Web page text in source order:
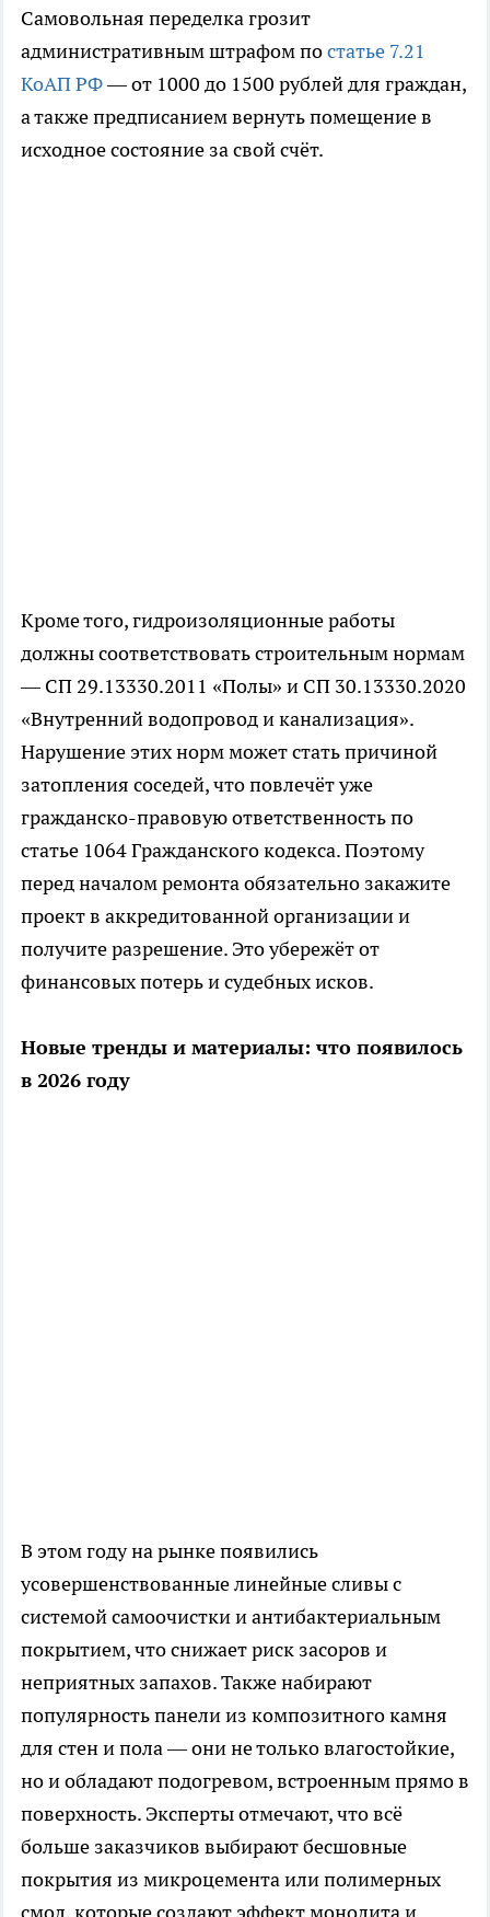
Самовольная переделка грозит
административным штрафом постатье 7.21
КоАП РФ— от 1000 до 1500 рублей для граждан,
а также предписанием вернуть помещение в
исходное состояние за свой счёт.
Кроме того, гидроизоляционные работы
должны соответствовать строительным нормам
— СП 29.13330.2011 «Полы» и СП 30.13330.2020
«Внутренний водопровод и канализация».
Нарушение этих норм может стать причиной
затопления соседей, что повлечёт уже
гражданско-правовую ответственность по
статье 1064 Гражданского кодекса. Поэтому
перед началом ремонта обязательно закажите
проект в аккредитованной организации и
получите разрешение. Это убережёт от
финансовых потерь и судебных исков.
Новые тренды и материалы: что появилось
в 2026 году
В этом году на рынке появились
усовершенствованные линейные сливы с
системой самоочистки и антибактериальным
покрытием, что снижает риск засоров и
неприятных запахов. Также набирают
популярность панели из композитного камня
для стен и пола — они не только влагостойкие,
но и обладают подогревом, встроенным прямо в
поверхность. Эксперты отмечают, что всё
больше заказчиков выбирают бесшовные
покрытия из микроцемента или полимерных